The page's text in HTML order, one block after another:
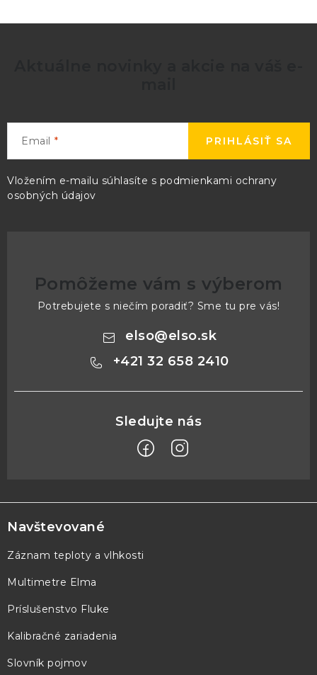
Email
Vložením e-mailu súhlasíte s podmienkami ochrany
osobných údajov
PRIHLÁSIŤ SA
Pomôžeme vám s výberom
Potrebujete s niečím poradiť? Sme tu pre vás!
elso@elso.sk
+421 32 658 2410
á
p
ä
e
Navštevované
Záznam teploty a vlhkosti
Multimetre Elma
Príslušenstvo Fluke
Kalibračné zariadenia
Slovník pojmov